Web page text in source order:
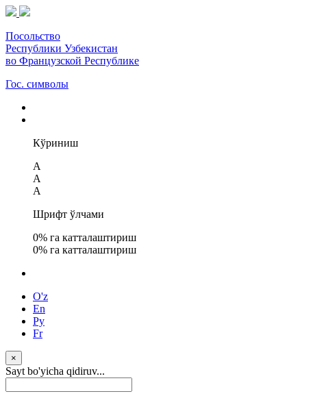
Посольство
Республики Узбекистан
во Французской Республике
Гос. символы
Кўриниш
A
A
A
Шрифт ўлчами
0% га катталаштириш
0% га катталаштириш
O'z
En
Ру
Fr
×
Sayt bo'yicha qidiruv...